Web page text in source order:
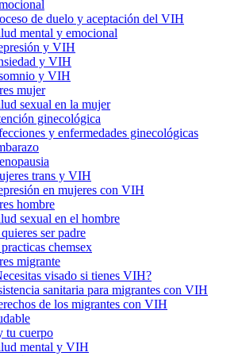
de duelo y aceptación del VIH
mental y emocional
y VIH
y VIH
y VIH
mujer
sexual en la mujer
ginecológica
y enfermedades ginecológicas
trans y VIH
en mujeres con VIH
hombre
sexual en el hombre
ser padre
chemsex
migrante
visado si tienes VIH?
sanitaria para migrantes con VIH
de los migrantes con VIH
tu cuerpo
mental y VIH